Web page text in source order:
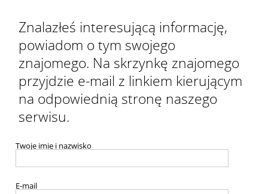
Znalazłeś interesującą informację,
powiadom o tym swojego
znajomego. Na skrzynkę znajomego
przyjdzie e-mail z linkiem kierującym
na odpowiednią stronę naszego
serwisu.
Twoje imię i nazwisko
E-mail